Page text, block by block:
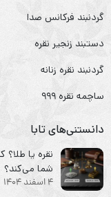
گردنبند فرکانس صدا
دستبند زنجیر نقره
گردنبند نقره زنانه
ساچمه نقره ۹۹۹
دانستنی‌های تابا
نقره یا
شما می‌کند؟
4 اسفند 1404